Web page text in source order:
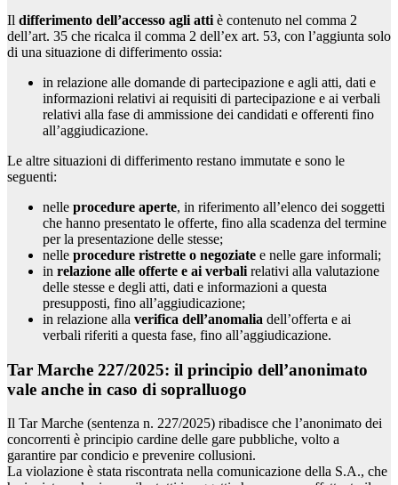
Il differimento dell’accesso agli atti è contenuto nel comma 2
dell’art. 35 che ricalca il comma 2 dell’ex art. 53, con l’aggiunta solo
di una situazione di differimento ossia:
in relazione alle domande di partecipazione e agli atti, dati e
informazioni relativi ai requisiti di partecipazione e ai verbali
relativi alla fase di ammissione dei candidati e offerenti fino
all’aggiudicazione.
Le altre situazioni di differimento restano immutate e sono le
seguenti:
nelle procedure aperte, in riferimento all’elenco dei soggetti
che hanno presentato le offerte, fino alla scadenza del termine
per la presentazione delle stesse;
nelle procedure ristrette o negoziate e nelle gare informali;
in relazione alle offerte e ai verbali relativi alla valutazione
delle stesse e degli atti, dati e informazioni a questa
presupposti, fino all’aggiudicazione;
in relazione alla verifica dell’anomalia dell’offerta e ai
verbali riferiti a questa fase, fino all’aggiudicazione.
Tar Marche 227/2025: il principio dell’anonimato
vale anche in caso di sopralluogo
Il Tar Marche (sentenza n. 227/2025) ribadisce che l’anonimato dei
concorrenti è principio cardine delle gare pubbliche, volto a
garantire par condicio e prevenire collusioni.
La violazione è stata riscontrata nella comunicazione della S.A., che